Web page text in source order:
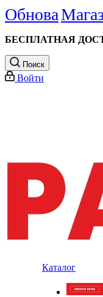
Обнова
БЕСПЛАТНАЯ
Поиск
Войти
Каталог